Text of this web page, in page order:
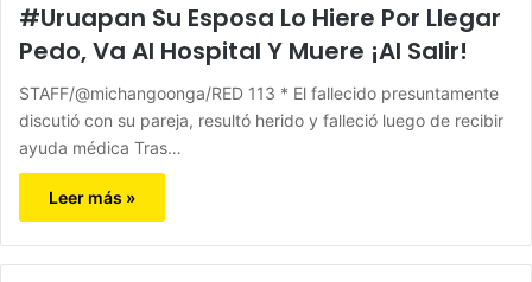
#Uruapan Su Esposa Lo Hiere Por Llegar
Pedo, Va Al Hospital Y Muere ¡Al Salir!
STAFF/@michangoonga/RED 113 * El fallecido presuntamente
discutió con su pareja, resultó herido y falleció luego de recibir
ayuda médica Tras…
Leer más »